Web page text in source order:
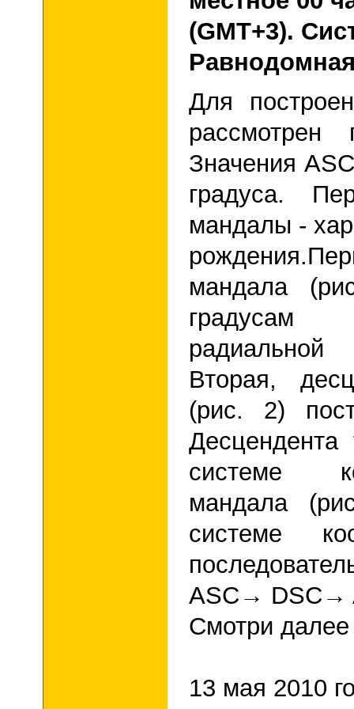
(GMT+3).
Для
Значения
градуса.
мандалы -
рождения.
мандала
радиальной
Вторая,
(рис. 2)
системе
мандала
системе
ASC→ DSC→
Смотри
13 мая 2010